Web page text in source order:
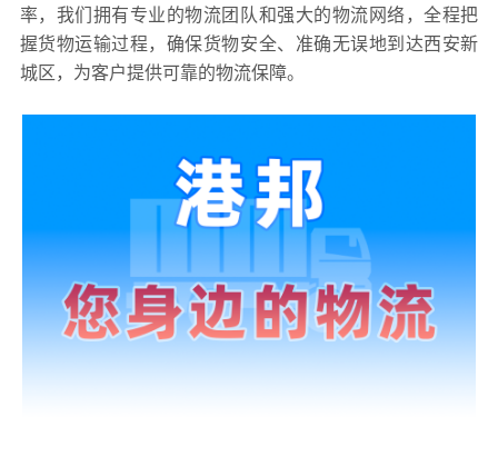
率，我们拥有专业的物流团队和强大的物流网络，全程把
握货物运输过程，确保货物安全、准确无误地到达西安新
城区，为客户提供可靠的物流保障。